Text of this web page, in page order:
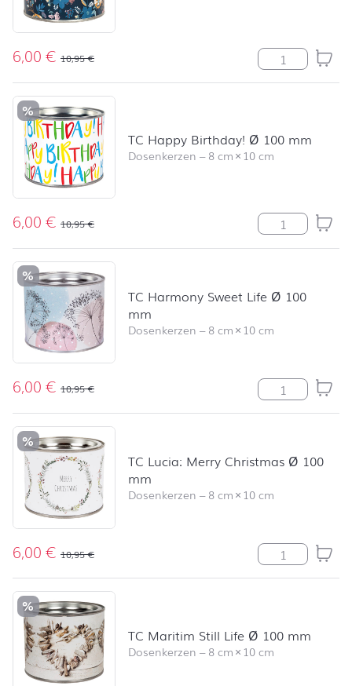
6,00€ 10,95€ TC Flores Ø
%
TC Happy Birthday! Ø 100 mm
Dosenkerzen –8 cm× 10 cm
6,00€ 10,95€ TC Happy
%
TC Harmony Sweet Life Ø 100
mm
Dosenkerzen –8 cm× 10 cm
6,00€ 10,95€ TC Harmony
%
TC Lucia: Merry Christmas Ø 100
mm
Dosenkerzen –8 cm× 10 cm
6,00€ 10,95€ TC Lucia:
%
TC Maritim Still Life Ø 100 mm
Dosenkerzen –8 cm× 10 cm